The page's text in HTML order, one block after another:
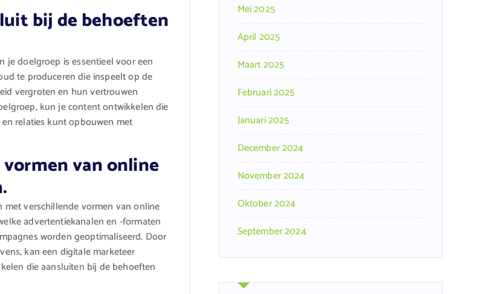
bij de behoeften
je doelgroep is essentieel voor een
te produceren die inspeelt op de
vergroten en hun vertrouwen
kun je content ontwikkelen die
relaties kunt opbouwen met
van online
met verschillende vormen van online
advertentiekanalen en -formaten
worden geoptimaliseerd. Door
kan een digitale marketeer
die aansluiten bij de behoeften
Mei 2025
April 2025
Maart 2025
Februari 2025
Januari 2025
December 2024
November 2024
Oktober 2024
September 2024